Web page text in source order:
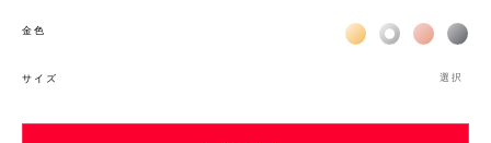
金色 Жёлтое золото 18К
Белое золото
Розовое
サイズ 選択